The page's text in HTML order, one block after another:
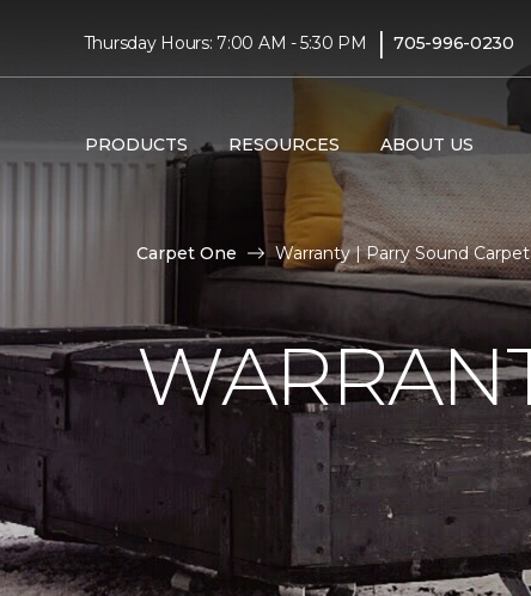
Thursday Hours: 7:00 AM - 5:30 PM | 705-996-0230
PRODUCTS RESOURCES ABOUT US
Carpet One Warranty | Parry Sound